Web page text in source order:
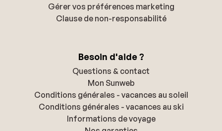
Gérer vos préférences marketing
Clause de non-responsabilité
Besoin d'aide ?
Questions & contact
Mon Sunweb
Conditions générales - vacances au soleil
Conditions générales - vacances au ski
Informations de voyage